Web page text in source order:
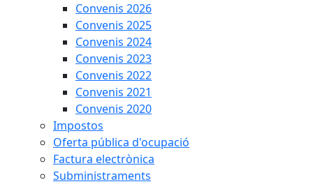
Convenis 2026
Convenis 2025
Convenis 2024
Convenis 2023
Convenis 2022
Convenis 2021
Convenis 2020
Impostos
Oferta pública d'ocupació
Factura electrònica
Subministraments